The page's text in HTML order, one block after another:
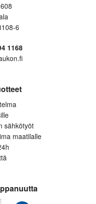
6
1168
sähkötyöt
maatilalle